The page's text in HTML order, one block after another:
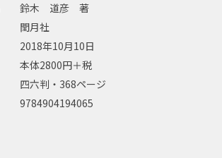
鈴木 道彦 著
閏月社
2018年10月10日
本体2800円＋税
四六判・368ページ
9784904194065